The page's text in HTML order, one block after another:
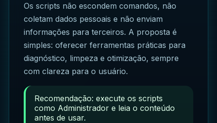
Os scripts não escondem comandos, não
coletam dados pessoais e não enviam
informações para terceiros. A proposta é
simples: oferecer ferramentas práticas para
diagnóstico, limpeza e otimização, sempre
com clareza para o usuário.
Recomendação: execute os scripts
como Administrador e leia o conteúdo
antes de usar.